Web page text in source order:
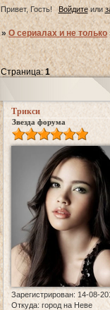
Привет, Гость! Войдитеили
»О сериалах и не только
Страница:1
Трикси
Звезда форума
Зарегистрирован: 14-08-
Откуда: город на Неве